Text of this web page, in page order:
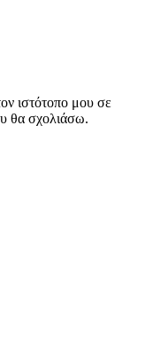
ιστότοπο μου σε
θα σχολιάσω.